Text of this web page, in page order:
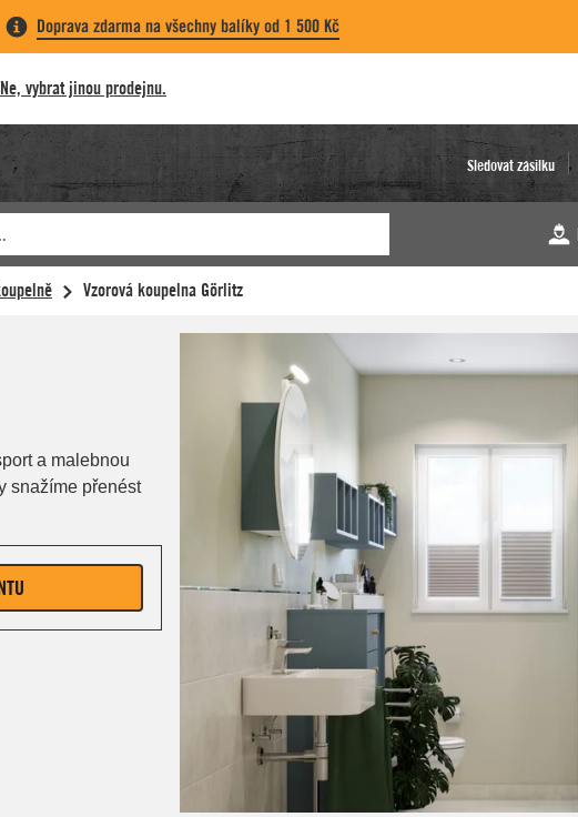
Doprava zdarma na všechny balíky od 1 500 Kč
Ne, vybrat jinou prodejnu.
Sledovat zásilku